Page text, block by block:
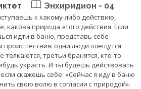
Энхиридион - 04
к какому-либо действию,
какова природа этого действия. Если
идти в баню, представь себе
происшествия: одни люди плещутся
толкаются, третьи бранятся, кто-то
украсть. И ты будешь действовать
скажешь себе: «Сейчас я иду в баню
свою волю в согласии с природой».